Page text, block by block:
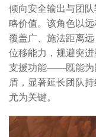
倾向安全输出与团
略价值。该角色以
覆盖广、施法距离
位移能力，规避突
支援功能——既能为
盾，显著延长团队
尤为关键。